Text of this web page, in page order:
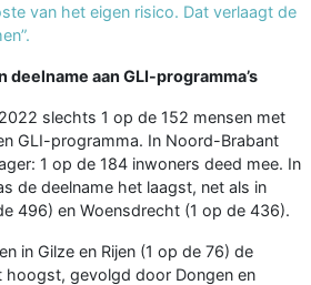
van het eigen risico. Dat verlaagt de
deelname aan GLI-programma’s
slechts 1 op de 152 mensen met
GLI-programma. In Noord-Brabant
1 op de 184 inwoners deed mee. In
de deelname het laagst, net als in
496) en Woensdrecht (1 op de 436).
in Gilze en Rijen (1 op de 76) de
hoogst, gevolgd door Dongen en